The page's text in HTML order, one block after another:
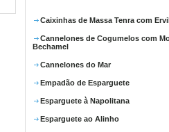
Caixinhas de Massa Tenra com
Cannelones de Cogumelos com
Bechamel
Cannelones do Mar
Empadão de Esparguete
Esparguete à Napolitana
Esparguete ao Alinho